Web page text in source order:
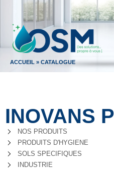
ACCUEIL » CATALOGUE
INOVANS
NOS PRODUITS
PRODUITS D'HYGIENE
SOLS SPECIFIQUES
INDUSTRIE